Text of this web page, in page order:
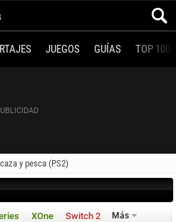
JUEGOS GUÍAS TOP 100
y pesca (PS2)
XOne Switch 2 Más